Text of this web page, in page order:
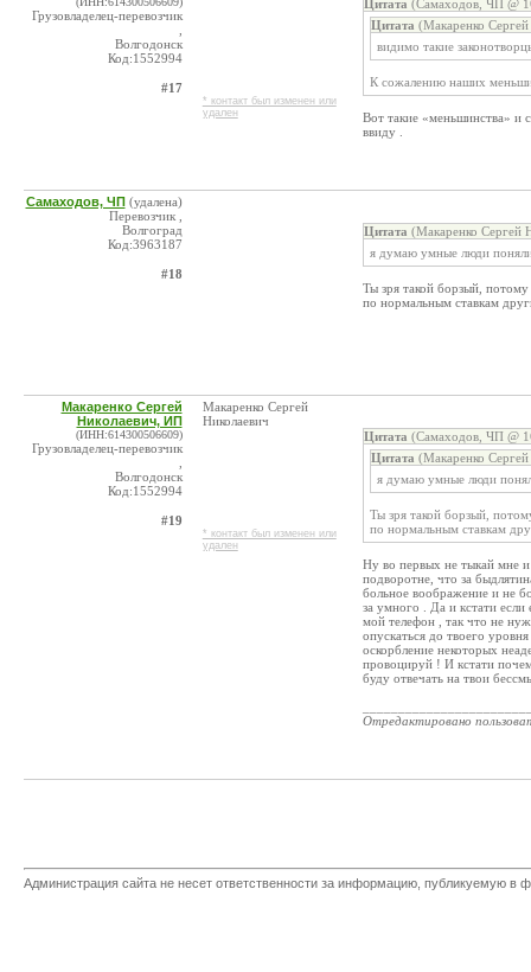
Грузовладелец-перевозчик
Волгодонск
Код:1552994
#17
* контакт был изменен или
удален
Цитата (Самаходов, ЧП @
Цитата (Макаренко
видимо такие
К сожалению наших
Вот такие «меньшинства» и
ввиду .
Самаходов, ЧП (удалена)
Перевозчик ,
Волгоград
Код:3963187
#18
Цитата (Макаренко Сергей
я думаю умные люди
Ты зря такой борзый,
по нормальным ставкам
Макаренко Сергей
Николаевич, ИП
(ИНН:614300506609)
Грузовладелец-перевозчик
Волгодонск
Код:1552994
#19
Макаренко Сергей
Николаевич
* контакт был изменен или
удален
Цитата (Самаходов, ЧП @
Цитата (Макаренко
я думаю умные люди
Ты зря такой борзый,
по нормальным ставкам
Ну во первых не тыкай мне и
подворотне, что за
больное воображение и не
за умного . Да и кстати если
мой телефон , так что не
опускаться до твоего
оскорбление некоторых
провоцируй ! И кстати
буду отвечать на твои
Отредактировано
Администрация сайта не несет ответственности за информацию, публикуемую